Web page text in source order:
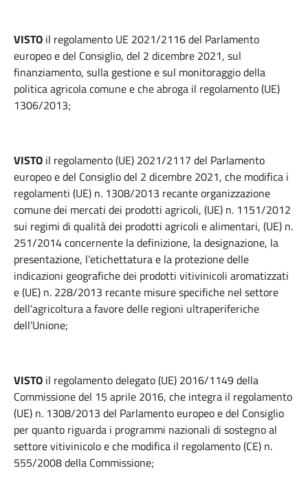
VISTO il regolamento UE 2021/2116 del Parlamento
europeo e del Consiglio, del 2 dicembre 2021, sul
finanziamento, sulla gestione e sul monitoraggio della
politica agricola comune e che abroga il regolamento (UE)
1306/2013;
VISTO il regolamento (UE) 2021/2117 del Parlamento
europeo e del Consiglio del 2 dicembre 2021, che modifica i
regolamenti (UE) n. 1308/2013 recante organizzazione
comune dei mercati dei prodotti agricoli, (UE) n. 1151/2012
sui regimi di qualità dei prodotti agricoli e alimentari, (UE) n.
251/2014 concernente la definizione, la designazione, la
presentazione, l’etichettatura e la protezione delle
indicazioni geografiche dei prodotti vitivinicoli aromatizzati
e (UE) n. 228/2013 recante misure specifiche nel settore
dell’agricoltura a favore delle regioni ultraperiferiche
dell’Unione;
VISTO il regolamento delegato (UE) 2016/1149 della
Commissione del 15 aprile 2016, che integra il regolamento
(UE) n. 1308/2013 del Parlamento europeo e del Consiglio
per quanto riguarda i programmi nazionali di sostegno al
settore vitivinicolo e che modifica il regolamento (CE) n.
555/2008 della Commissione;